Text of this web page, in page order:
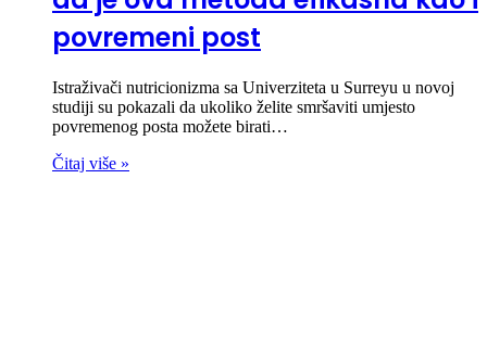
povremeni post
Istraživači nutricionizma sa Univerziteta u Surreyu u novoj
studiji su pokazali da ukoliko želite smršaviti umjesto
povremenog posta možete birati…
Čitaj više »